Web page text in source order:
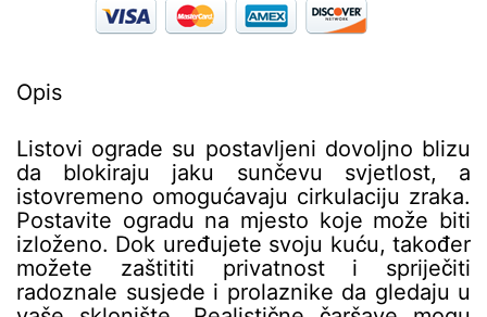
Opis
Listovi ograde su postavljeni dovoljno blizu
da blokiraju jaku sunčevu svjetlost, a
istovremeno omogućavaju cirkulaciju zraka.
Postavite ogradu na mjesto koje može biti
izloženo. Dok uređujete svoju kuću, također
možete zaštititi privatnost i spriječiti
radoznale susjede i prolaznike da gledaju u